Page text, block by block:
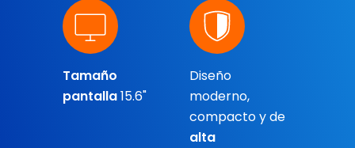
Tamaño
pantalla15.6"
Diseño
moderno,
compacto y de
alta